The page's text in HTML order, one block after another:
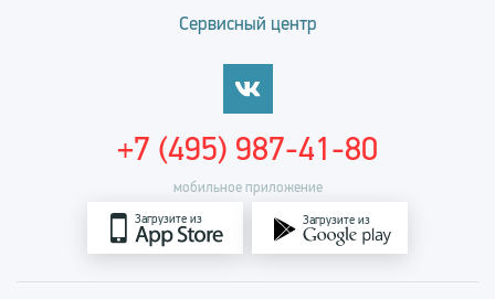
Сервисный центр
мобильное приложение
Загрузите из Загрузите из
+7 (495) 987-41-80